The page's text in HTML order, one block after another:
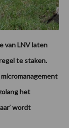
van LNV laten
te staken.
het
wordt